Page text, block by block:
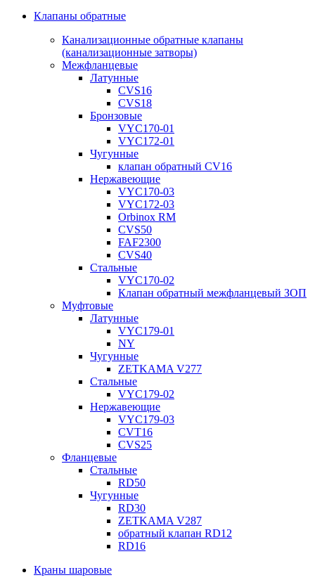
Клапаны обратные
Канализационные обратные клапаны
(канализационные затворы)
Межфланцевые
Латунные
CVS16
CVS18
Бронзовые
VYC170-01
VYC172-01
Чугунные
клапан обратный CV16
Нержавеющие
VYC170-03
VYC172-03
Orbinox RM
CVS50
FAF2300
CVS40
Стальные
VYC170-02
Клапан обратный межфланцевый ЗОП
Муфтовые
Латунные
VYC179-01
NY
Чугунные
ZETKAMA V277
Стальные
VYC179-02
Нержавеющие
VYC179-03
CVT16
CVS25
Фланцевые
Стальные
RD50
Чугунные
RD30
ZETKAMA V287
обратный клапан RD12
RD16
Краны шаровые